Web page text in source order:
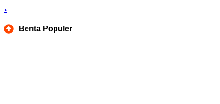
.
Berita Populer